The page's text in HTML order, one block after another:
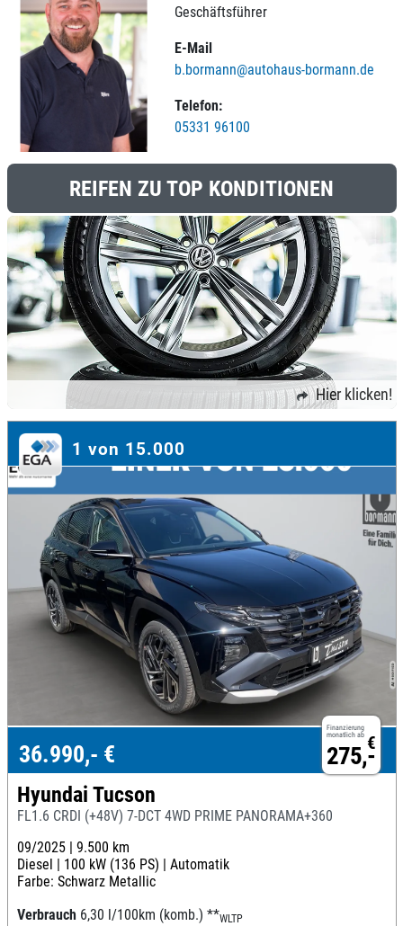
Geschäftsführer
E-Mail
b.bormann@autohaus-bormann.de
Telefon:
05331 96100
REIFEN ZU TOP KONDITIONEN
Hier klicken!
1 von 15.000
Finanzierung
monatlich ab €
275,-
36.990,- €
Hyundai Tucson
FL1.6 CRDI (+48V) 7-DCT 4WD PRIME PANORAMA+360
09/2025 | 9.500 km
Diesel | 100 kW (136 PS) | Automatik
Farbe: Schwarz Metallic
Verbrauch 6,30 l/100km (komb.) **WLTP